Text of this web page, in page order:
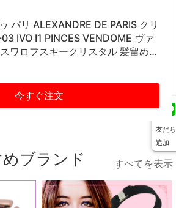
友だち
追加
パリ ALEXANDRE DE PARIS クリ
IVO I1 PINCES VENDOME ヴァ
ワロフスキークリスタル 髪留め
ー系
今すぐ注文
ブランド すべてを表示